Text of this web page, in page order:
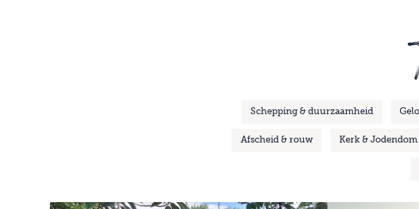
Schepping & duurzaamheid
Afscheid & rouw Kerk & Jodendom